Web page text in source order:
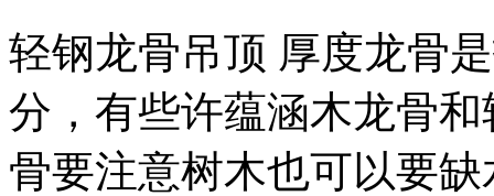
轻钢龙骨吊顶 厚度龙骨
分，有些许蕴涵木龙骨
骨要注意树木也可以要